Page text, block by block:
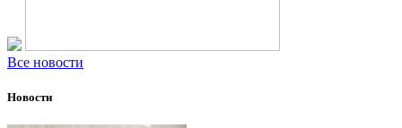
Все новости
Новости